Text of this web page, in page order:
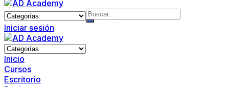
Skip
to
content
Iniciar sesión
Inicio
Cursos
Escritorio